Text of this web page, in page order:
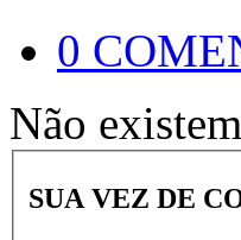
0
Não
SUA VEZ DE